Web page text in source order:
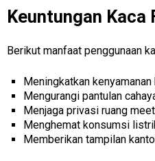
Keuntungan
Berikut manfaat penggunaan
Meningkatkan
Mengurangi pantulan
Menjaga privasi ruang
Menghemat konsumsi
Memberikan tampilan